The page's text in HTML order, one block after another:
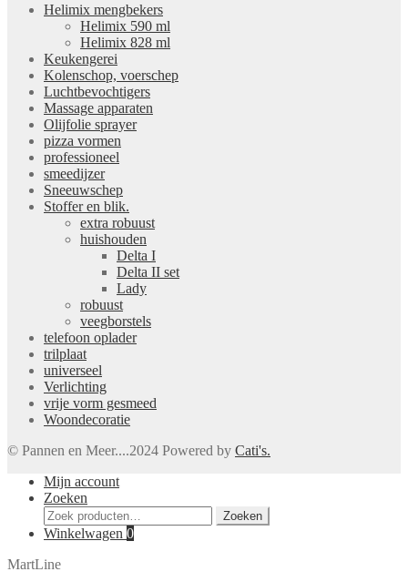
Helimix mengbekers
Helimix 590 ml
Helimix 828 ml
Keukengerei
Kolenschop, voerschep
Luchtbevochtigers
Massage apparaten
Olijfolie sprayer
pizza vormen
professioneel
smeedijzer
Sneeuwschep
Stoffer en blik.
extra robuust
huishouden
Delta I
Delta II set
Lady
robuust
veegborstels
telefoon oplader
trilplaat
universeel
Verlichting
vrije vorm gesmeed
Woondecoratie
© Pannen en Meer....2024 Powered by Cati's.
Mijn account
Zoeken
Zoeken
naar:
Zoeken
Winkelwagen 0
MartLine